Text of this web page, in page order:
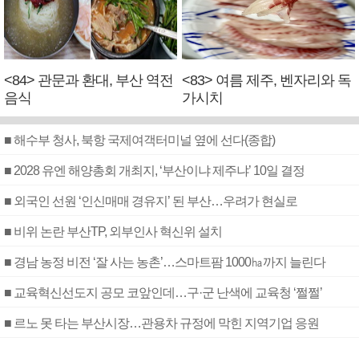
<84> 관문과 환대, 부산 역전
음식
<83> 여름 제주, 벤자리와 독
가시치
■ 해수부 청사, 북항 국제여객터미널 옆에 선다(종합)
■ 2028 유엔 해양총회 개최지, ‘부산이냐 제주냐’ 10일 결정
■ 외국인 선원 ‘인신매매 경유지’ 된 부산…우려가 현실로
■ 비위 논란 부산TP, 외부인사 혁신위 설치
■ 경남 농정 비전 ‘잘 사는 농촌’…스마트팜 1000㏊까지 늘린다
■ 교육혁신선도지 공모 코앞인데…구·군 난색에 교육청 ‘쩔쩔’
■ 르노 못 타는 부산시장…관용차 규정에 막힌 지역기업 응원